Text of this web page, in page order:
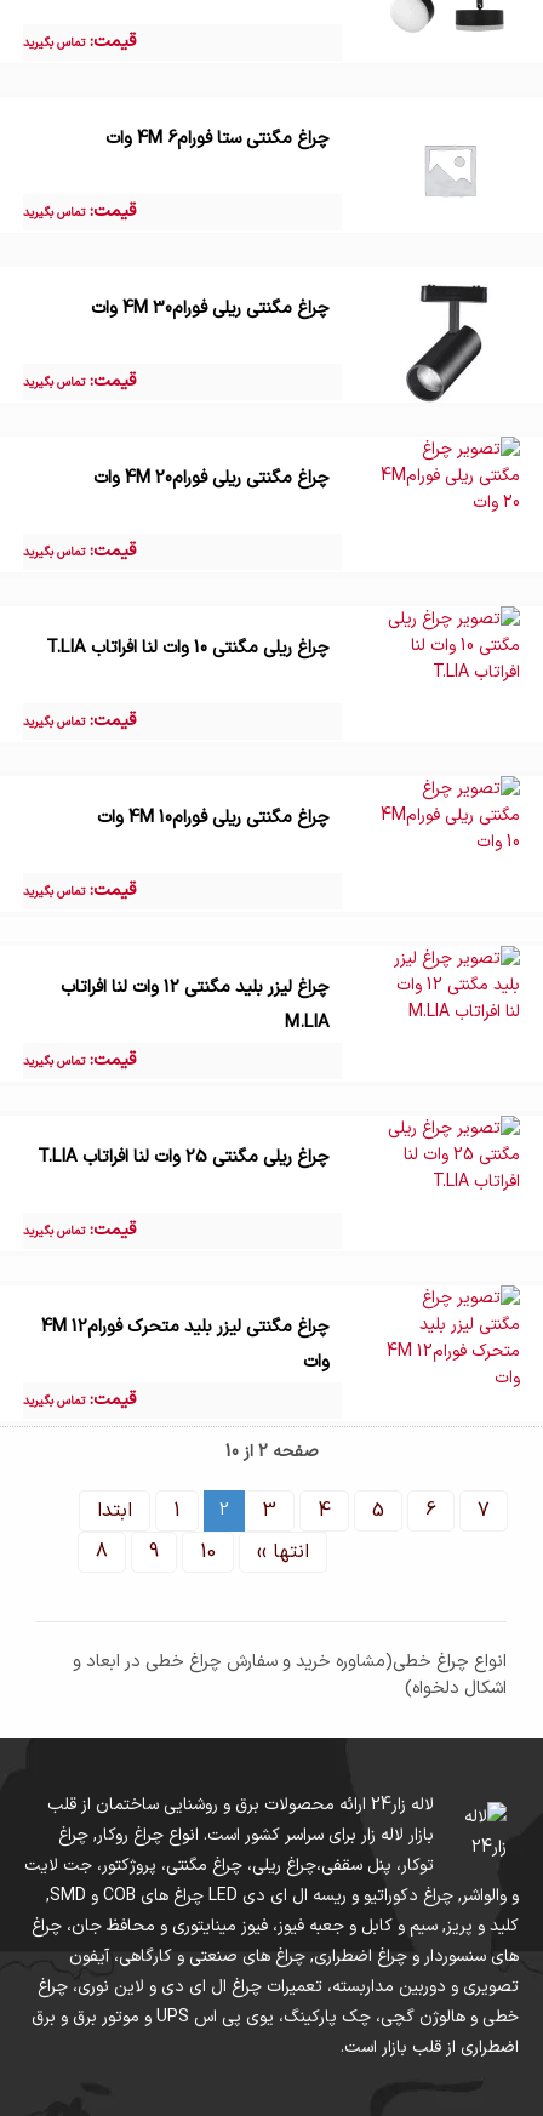
قیمت:تماس بگیرید
چراغ مگنتی ستا فورام4M 6 وات
قیمت:تماس بگیرید
چراغ مگنتی ریلی فورام4M 30 وات
قیمت:تماس بگیرید
چراغ مگنتی ریلی فورام4M 20 وات
قیمت:تماس بگیرید
چراغ ریلی مگنتی 10 وات لنا افراتاب T.LIA
قیمت:تماس بگیرید
چراغ مگنتی ریلی فورام4M 10 وات
قیمت:تماس بگیرید
چراغ لیزر بلید مگنتی 12 وات لنا افراتاب
M.LIA
قیمت:تماس بگیرید
چراغ ریلی مگنتی 25 وات لنا افراتاب T.LIA
قیمت:تماس بگیرید
چراغ مگنتی لیزر بلید متحرک فورام4M 12
وات
قیمت:تماس بگیرید
صفحه 2 از 10
ابتدا 1 2 3 4 5 6
7
8
9 10 انتها ››
انواع چراغ خطی(مشاوره خرید و سفارش چراغ خطی در ابعاد و
اشکال دلخواه)
لاله زار24 ارائه محصولات برق و روشنایی ساختمان از قلب
بازار لاله زار برای سراسر کشور است. انواع چراغ روکار, چراغ
توکار، پنل سقفی،چراغ ریلی، چراغ مگنتی، پروژکتور، جت لایت
و والواشر, چراغ دکوراتیو و ریسه ال ای دی LED چراغ های COB و SMD,
کلید و پریز, سیم و کابل و جعبه فیوز، فیوز مینایتوری و محافظ جان، چراغ
های سنسوردار و چراغ اضطراری, چراغ های صنعتی و کارگاهی، آیفون
تصویری و دوربین مداربسته، تعمیرات چراغ ال ای دی و لاین نوری، چراغ
خطی و هالوژن گچی، چک پارکینگ، یوی پی اس UPS و موتور برق و برق
اضطراری از قلب بازار است.